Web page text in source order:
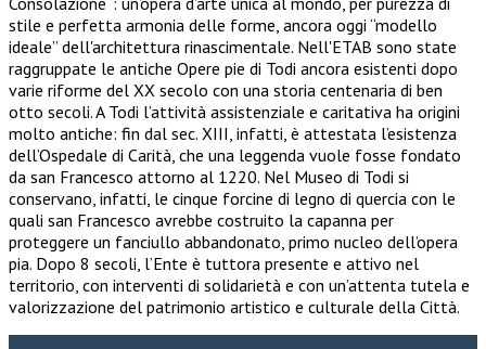
stile e perfetta armonia delle forme, ancora oggi “modello
ideale” dell'architettura rinascimentale. Nell'ETAB sono state
raggruppate le antiche Opere pie di Todi ancora esistenti dopo
varie riforme del XX secolo con una storia centenaria di ben
otto secoli. A Todi l’attività assistenziale e caritativa ha origini
molto antiche: fin dal sec. XIII, infatti, è attestata l’esistenza
dell’Ospedale di Carità, che una leggenda vuole fosse fondato
da san Francesco attorno al 1220. Nel Museo di Todi si
conservano, infatti, le cinque forcine di legno di quercia con le
quali san Francesco avrebbe costruito la capanna per
proteggere un fanciullo abbandonato, primo nucleo dell’opera
pia. Dopo 8 secoli, l’Ente è tuttora presente e attivo nel
territorio, con interventi di solidarietà e con un’attenta tutela e
valorizzazione del patrimonio artistico e culturale della Città.